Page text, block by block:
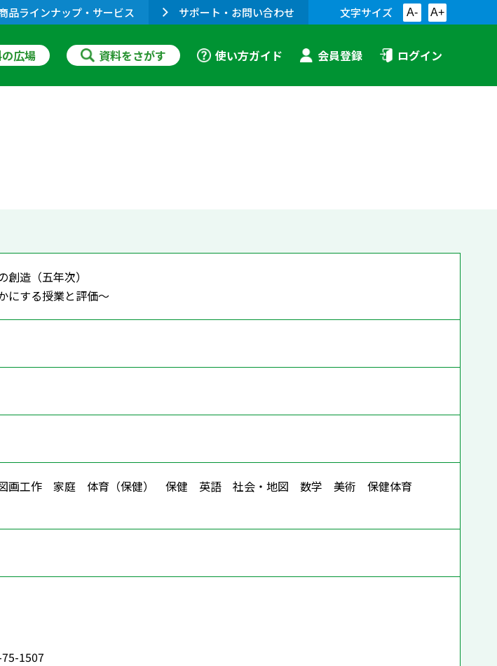
品ラインナップ・サービス サポート・お問い合わせ 文字サイズ A- A+
広場 資料をさがす 使い方ガイド 会員登録 ログイン
創造（五年次）
にする授業と評価～
工作 家庭 体育（保健） 保健 英語 社会・地図 数学 美術 保健体育
1507